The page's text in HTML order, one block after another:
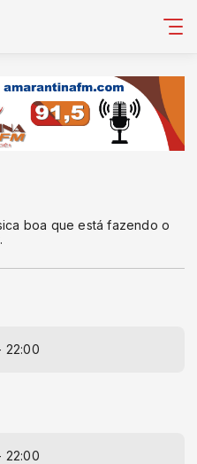
boa que está fazendo o
22:00
22:00